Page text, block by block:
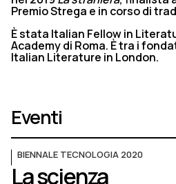
Premio Strega e in corso di
È stata Italian Fellow in
Academy di Roma. È tra i
Italian Literature in London.
Eventi
BIENNALE TECNOLOGIA 2020
La scienza